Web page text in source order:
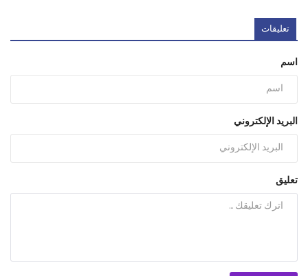
تعليقات
اسم
البريد الإلكتروني
تعليق